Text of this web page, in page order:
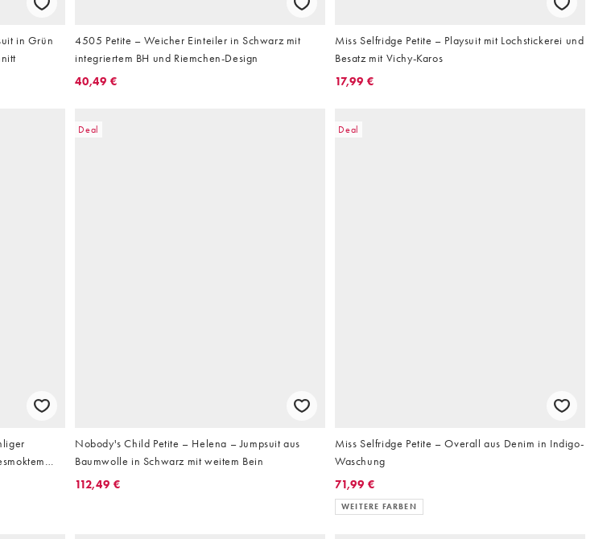
in Grün
4505 Petite – Weicher Einteiler in Schwarz mit
integriertem BH und Riemchen-Design
40,49 €
Miss Selfridge Petite – Playsuit mit Lochstickerei und
Besatz mit Vichy-Karos
17,99 €
Deal
Nobody's Child Petite – Helena – Jumpsuit aus
Baumwolle in Schwarz mit weitem Bein
112,49 €
Deal
Miss Selfridge Petite – Overall aus Denim in Indigo-
Waschung
71,99 €
WEITERE FARBEN